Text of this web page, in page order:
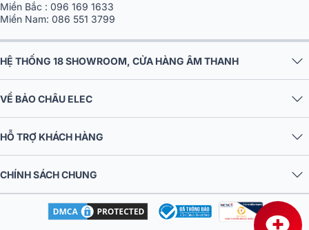
Miền Bắc : 096 169 1633
Miền Nam: 086 551 3799
HỆ THỐNG 18 SHOWROOM, CỬA HÀNG ÂM THANH
VỀ BẢO CHÂU ELEC
HỖ TRỢ KHÁCH HÀNG
CHÍNH SÁCH CHUNG